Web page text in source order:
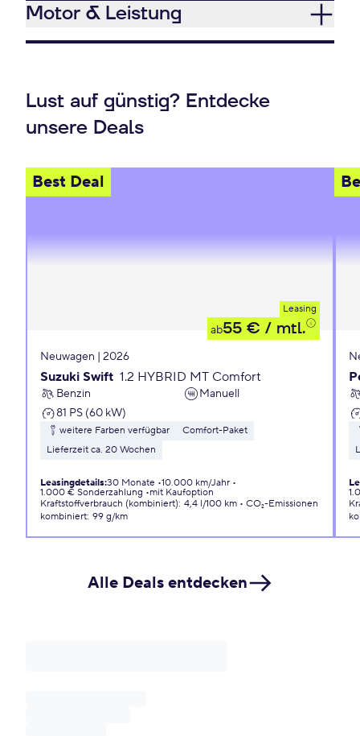
Motor & Leistung
Lust auf günstig? Entdecke
unsere Deals
Best Deal
Leasing
ab55 € / mtl.
Neuwagen | 2026
Suzuki Swift 1.2 HYBRID MT Comfort
Benzin
Manuell
81 PS (60 kW)
weitere Farben verfügbar
Comfort-Paket
Lieferzeit ca. 20 Wochen
Leasingdetails:30 Monate 10.000 km/Jahr
1.000 € Sonderzahlung
mit Kaufoption
Kraftstoffverbrauch (kombiniert): 4,4 l/100 km
CO₂-Emissionen
kombiniert: 99 g/km
Alle Deals entdecken